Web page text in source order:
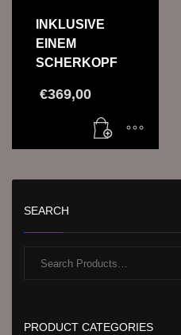
INKLUSIVE
EINEM
SCHERKOPF
€369,00
SEARCH
PRODUCT CATEGORIES